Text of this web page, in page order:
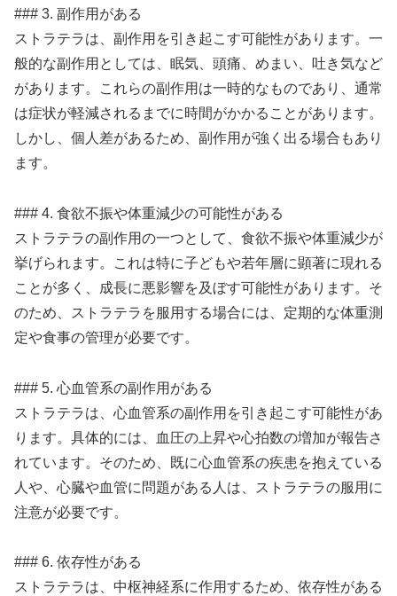
### 3. 副作用がある
ストラテラは、副作用を引き起こす可能性があります。一
般的な副作用としては、眠気、頭痛、めまい、吐き気など
があります。これらの副作用は一時的なものであり、通常
は症状が軽減されるまでに時間がかかることがあります。
しかし、個人差があるため、副作用が強く出る場合もあり
ます。
### 4. 食欲不振や体重減少の可能性がある
ストラテラの副作用の一つとして、食欲不振や体重減少が
挙げられます。これは特に子どもや若年層に顕著に現れる
ことが多く、成長に悪影響を及ぼす可能性があります。そ
のため、ストラテラを服用する場合には、定期的な体重測
定や食事の管理が必要です。
### 5. 心血管系の副作用がある
ストラテラは、心血管系の副作用を引き起こす可能性があ
ります。具体的には、血圧の上昇や心拍数の増加が報告さ
れています。そのため、既に心血管系の疾患を抱えている
人や、心臓や血管に問題がある人は、ストラテラの服用に
注意が必要です。
### 6. 依存性がある
ストラテラは、中枢神経系に作用するため、依存性がある